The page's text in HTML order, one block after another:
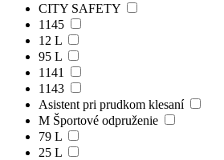
CITY SAFETY
1145
12 L
95 L
1141
1143
Asistent pri prudkom klesaní
M Športové odpruženie
79 L
25 L